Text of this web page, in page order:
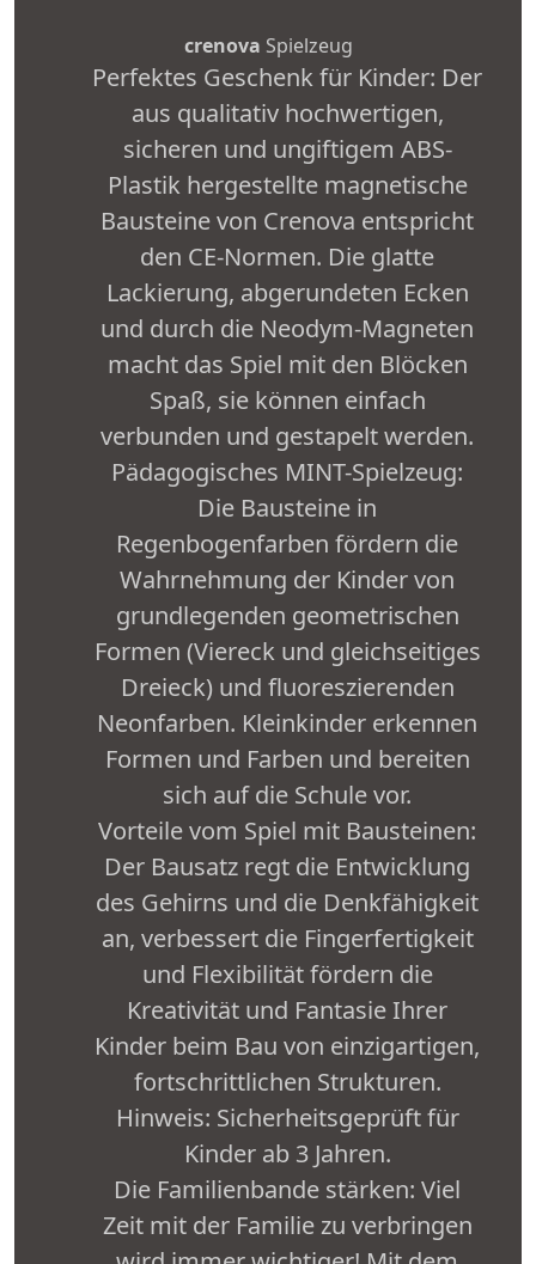
crenova Spielzeug
Perfektes Geschenk für Kinder: Der
aus qualitativ hochwertigen,
sicheren und ungiftigem ABS-
Plastik hergestellte magnetische
Bausteine von Crenova entspricht
den CE-Normen. Die glatte
Lackierung, abgerundeten Ecken
und durch die Neodym-Magneten
macht das Spiel mit den Blöcken
Spaß, sie können einfach
verbunden und gestapelt werden.
Pädagogisches MINT-Spielzeug:
Die Bausteine in
Regenbogenfarben fördern die
Wahrnehmung der Kinder von
grundlegenden geometrischen
Formen (Viereck und gleichseitiges
Dreieck) und fluoreszierenden
Neonfarben. Kleinkinder erkennen
Formen und Farben und bereiten
sich auf die Schule vor.
Vorteile vom Spiel mit Bausteinen:
Der Bausatz regt die Entwicklung
des Gehirns und die Denkfähigkeit
an, verbessert die Fingerfertigkeit
und Flexibilität fördern die
Kreativität und Fantasie Ihrer
Kinder beim Bau von einzigartigen,
fortschrittlichen Strukturen.
Hinweis: Sicherheitsgeprüft für
Kinder ab 3 Jahren.
Die Familienbande stärken: Viel
Zeit mit der Familie zu verbringen